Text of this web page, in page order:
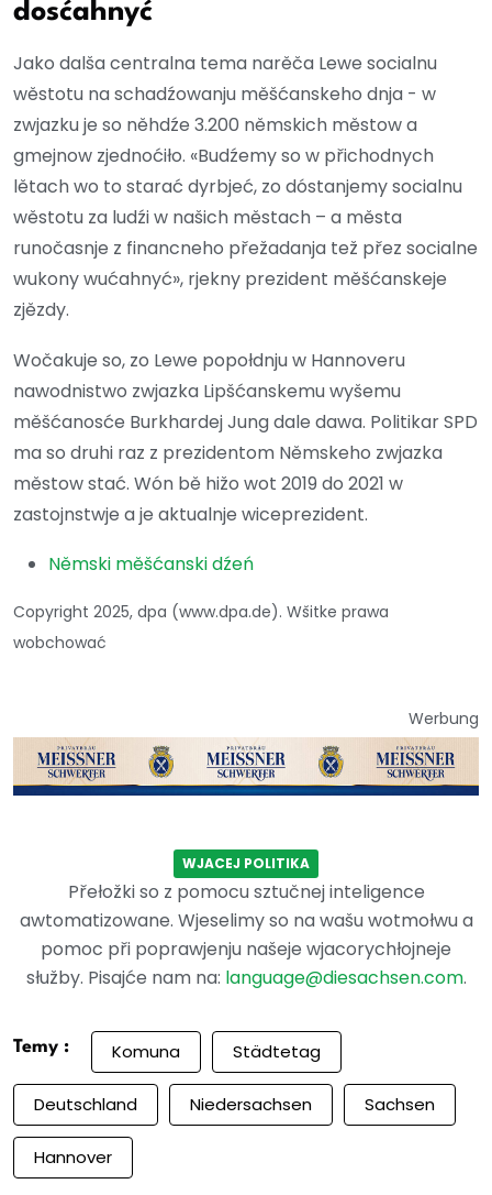
dosćahnyć
Jako dalša centralna tema narěča Lewe socialnu
wěstotu na schadźowanju měšćanskeho dnja - w
zwjazku je so něhdźe 3.200 němskich městow a
gmejnow zjednoćiło. «Budźemy so w přichodnych
lětach wo to starać dyrbjeć, zo dóstanjemy socialnu
wěstotu za ludźi w našich městach – a města
runočasnje z financneho přežadanja tež přez socialne
wukony wućahnyć», rjekny prezident měšćanskeje
zjězdy.
Wočakuje so, zo Lewe popołdnju w Hannoveru
nawodnistwo zwjazka Lipšćanskemu wyšemu
měšćanosće Burkhardej Jung dale dawa. Politikar SPD
ma so druhi raz z prezidentom Němskeho zwjazka
městow stać. Wón bě hižo wot 2019 do 2021 w
zastojnstwje a je aktualnje wiceprezident.
Němski měšćanski dźeń
Copyright 2025, dpa (www.dpa.de). Wšitke prawa
wobchować
Werbung
WJACEJ POLITIKA
Přełožki so z pomocu sztučnej inteligence
awtomatizowane. Wjeselimy so na wašu wotmołwu a
pomoc při poprawjenju našeje wjacorychłojneje
słužby. Pisajće nam na: language@diesachsen.com.
Temy : Komuna Städtetag
Deutschland Niedersachsen Sachsen
Hannover